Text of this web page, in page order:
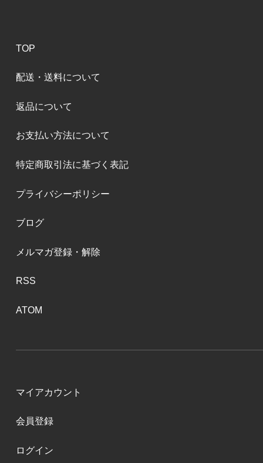
TOP
配送・送料について
返品について
お支払い方法について
特定商取引法に基づく表記
プライバシーポリシー
ブログ
メルマガ登録・解除
RSS
ATOM
マイアカウント
会員登録
ログイン